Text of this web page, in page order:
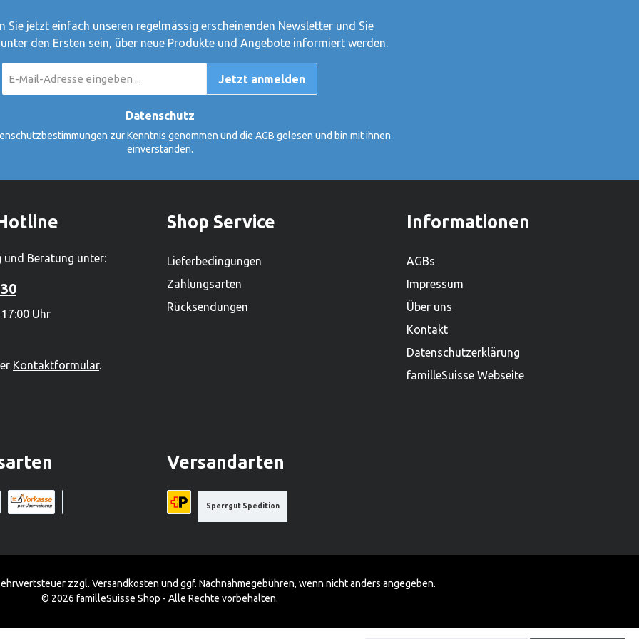
450 Mitarbeiter. Mit
Sortiment von
haben Gerhard Gollnest
Kiesel begonnen,
dem kleinen Zwei-Mann-
sitzt das
beschäftigt weltweit über
Mit einem lieferfähigen
mehr als 2.000
es zudem einer der
Holstein, und beschäftigt weltweit über
Sortiment von mehr als 2.000
Produkten ist es zudem einer der
Sie jetzt einfach unseren regelmässig erscheinenden Newsletter und Sie
den Ersten sein, über neue Produkte und Angebote informiert werden.
Mail-
Adresse
Jetzt anmelden
Datenschutz
zur Kenntnis genommen und die AGB gelesen und bin mit ihnen
einverstanden.
Beratung unter:
Uhr
Kontaktformular.
Shop Service
Lieferbedingungen
Zahlungsarten
Rücksendungen
Informationen
AGBs
Impressum
Über uns
Kontakt
Datenschutzerklärung
familleSuisse Webseite
Versandarten
Priority A-Post
Sperrgut Spedition
zzgl. Versandkosten und ggf. Nachnahmegebühren, wenn nicht anders angegeben.
© 2026 familleSuisse Shop - Alle Rechte vorbehalten.